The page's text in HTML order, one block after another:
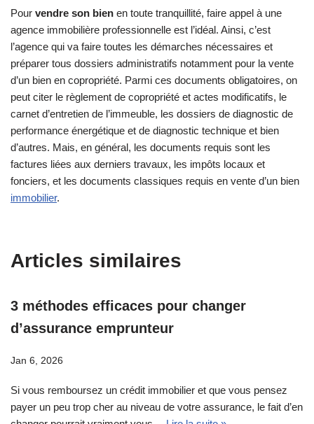
Pour vendre son bien en toute tranquillité, faire appel à une
agence immobilière professionnelle est l’idéal. Ainsi, c’est
l’agence qui va faire toutes les démarches nécessaires et
préparer tous dossiers administratifs notamment pour la vente
d’un bien en copropriété. Parmi ces documents obligatoires, on
peut citer le règlement de copropriété et actes modificatifs, le
carnet d’entretien de l’immeuble, les dossiers de diagnostic de
performance énergétique et de diagnostic technique et bien
d’autres. Mais, en général, les documents requis sont les
factures liées aux derniers travaux, les impôts locaux et
fonciers, et les documents classiques requis en vente d’un bien
immobilier.
Articles similaires
3 méthodes efficaces pour changer
d’assurance emprunteur
Jan 6, 2026
Si vous remboursez un crédit immobilier et que vous pensez
payer un peu trop cher au niveau de votre assurance, le fait d’en